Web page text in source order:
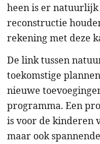
heen is er
reconstructie
rekening met deze
De link tussen
toekomstige
nieuwe
programma. Een
is voor de kinderen
maar ook